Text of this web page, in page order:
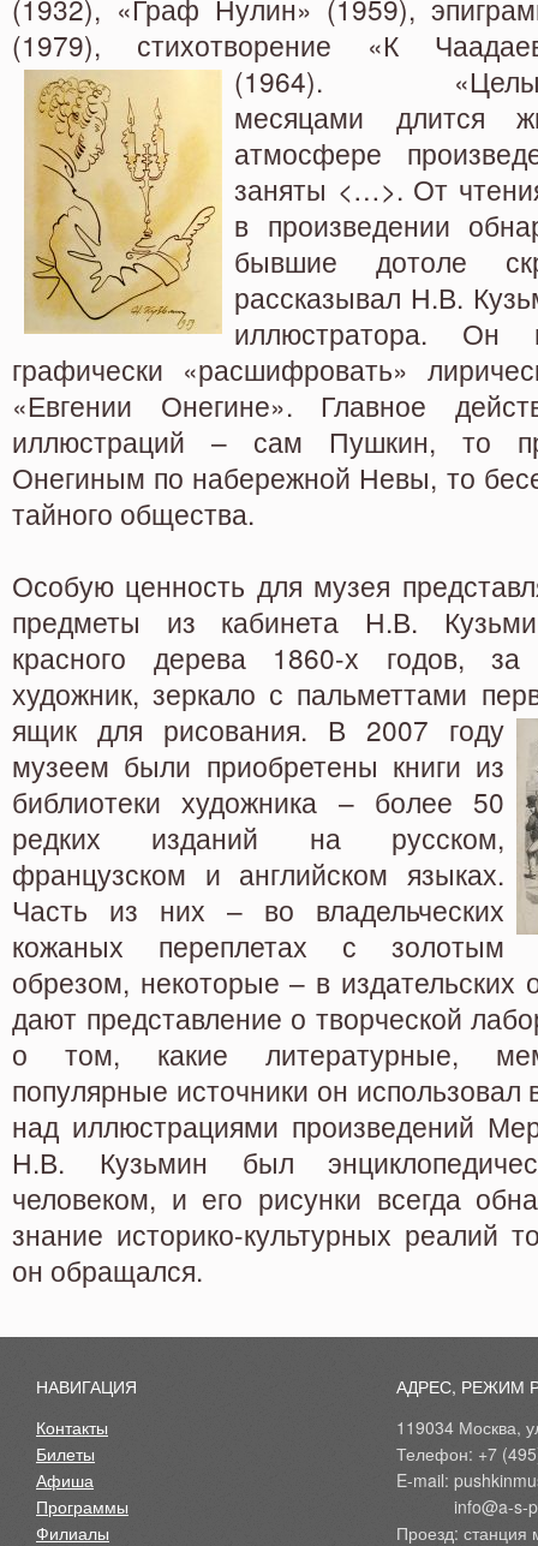
(1932), «Граф Нулин» (1959),
(1979), стихотворение «К
(1964).
месяцами длится
атмосфере
заняты <…>. От
в произведении
бывшие дотоле
рассказывал Н.В.
иллюстратора. Он
графически «расшифровать»
«Евгении Онегине». Главное
иллюстраций – сам Пушкин, то
Онегиным по набережной Невы, то
тайного общества.
Особую ценность для музея
предметы из кабинета Н.В.
красного дерева 1860-х годов,
художник, зеркало с пальметтами
ящик для рисования. В 2007 году
музеем были приобретены книги из
библиотеки художника – более 50
редких изданий на русском,
французском и английском языках.
Часть из них – во владельческих
кожаных переплетах с золотым
обрезом, некоторые – в издательских
дают представление о творческой
о том, какие литературные,
популярные источники он
над иллюстрациями произведений
Н.В. Кузьмин был
человеком, и его рисунки всегда
знание историко-культурных реалий
он обращался.
НАВИГАЦИЯ
Контакты
Билеты
Афиша
Программы
Филиалы
АДРЕС, РЕЖИМ
119034 Москва,
Телефон: +7
E-mail:
Проезд: станция